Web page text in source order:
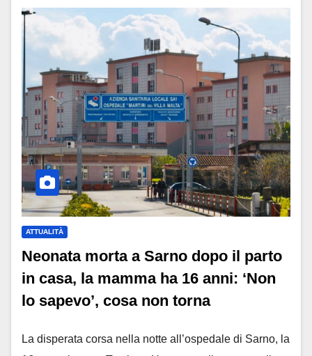
ATTUALITÀ
Neonata morta a Sarno dopo il parto
in casa, la mamma ha 16 anni: ‘Non
lo sapevo’, cosa non torna
La disperata corsa nella notte all’ospedale di Sarno, la